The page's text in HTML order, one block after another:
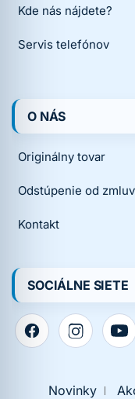
Kde nás nájdete?
Servis telefónov
O NÁS
Originálny tovar
Odstúpenie od
Kontakt
SOCIÁLNE SIETE
Novinky